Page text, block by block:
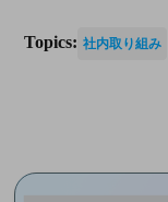
Topics: 社内取り組み